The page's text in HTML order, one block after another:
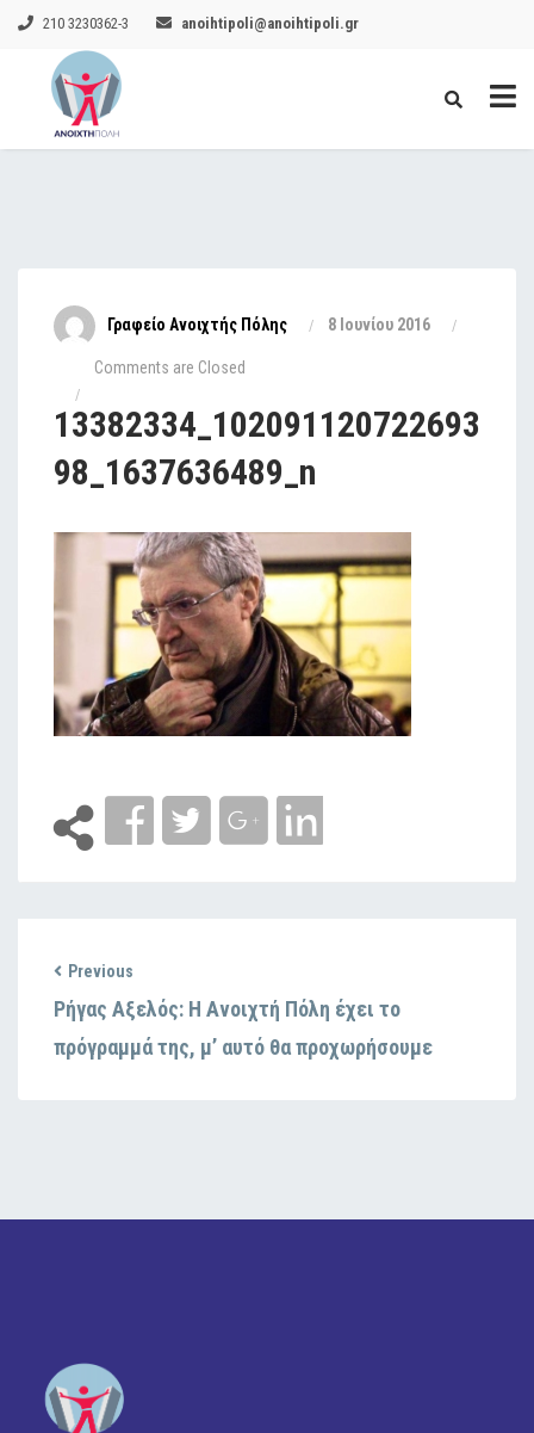
210 3230362-3 anoihtipoli@anoihtipoli.gr
Γραφείο Ανοιχτής Πόλης 8 Ιουνίου 2016
Comments are Closed
13382334_102091120722693
98_1637636489_n
Previous
Ρήγας Αξελός: H Ανοιχτή Πόλη έχει το
πρόγραμμά της, μ’ αυτό θα προχωρήσουμε